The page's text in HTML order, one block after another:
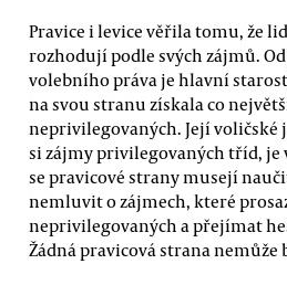
Pravice i levice věřila tomu, že
rozhodují podle svých zájmů.
volebního práva je hlavní
na svou stranu získala co
neprivilegovaných. Její
si zájmy privilegovaných tříd, je
se pravicové strany musejí
nemluvit o zájmech, které
neprivilegovaných a přejímat
Žádná pravicová strana nemůže